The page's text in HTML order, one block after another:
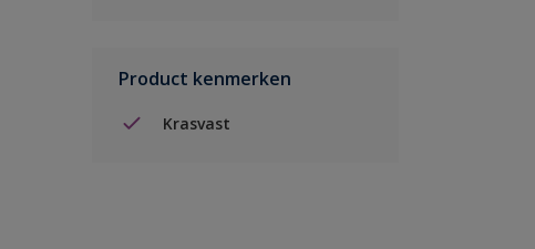
Product kenmerken
Krasvast